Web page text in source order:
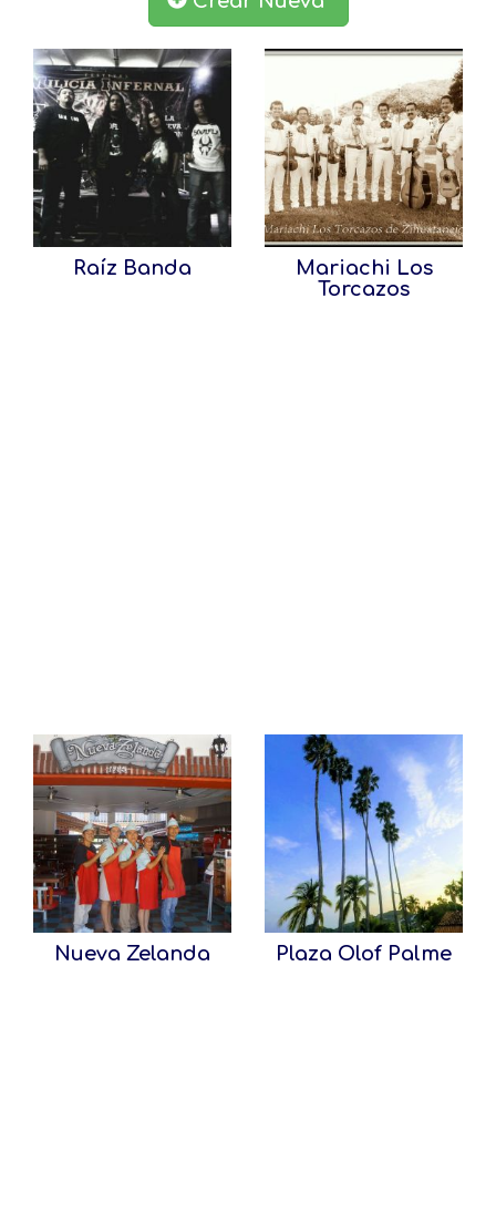
Raíz Banda
Mariachi Los
Torcazos
Nueva Zelanda Plaza Olof Palme